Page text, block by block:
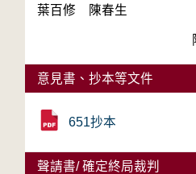
陳新
意見書、抄本等文件
651抄本
聲請書/ 確定終局裁判